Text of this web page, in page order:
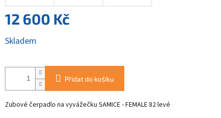
12 600 Kč
cena:
Skladem
Přidat do košíku
Zubové čerpadlo na vyvážečku SAMICE - FEMALE 82 levé